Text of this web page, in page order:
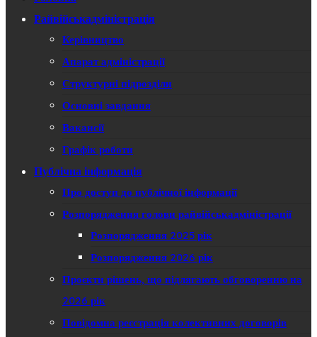
Райвійськадміністрація
Керівництво
Апарат адміністрації
Структурні підрозділи
Основні завдання
Вакансії
Графік роботи
Публічна інформація
Про доступ до публічної інформації
Розпорядження голови райвійськадміністрації
Розпорядження 2025 рік
Розпорядження 2026 рік
Проєкти рішень, що підлягають обговоренню на
2026 рік
Повідомна реєстрація колективних договорів